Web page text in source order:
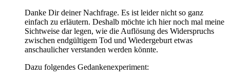
Danke Dir deiner Nachfrage. Es ist leider nicht so ganz
einfach zu erläutern. Deshalb möchte ich hier noch mal meine
Sichtweise dar legen, wie die Auflösung des Widerspruchs
zwischen endgültigem Tod und Wiedergeburt etwas
anschaulicher verstanden werden könnte.
Dazu folgendes Gedankenexperiment: